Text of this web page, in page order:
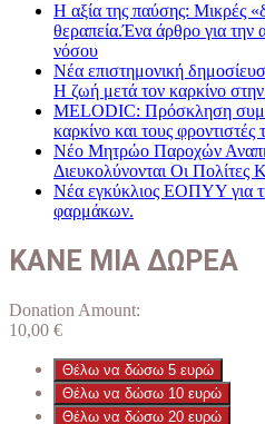
Η αξία της παύσης: Μικρές
θεραπεία.Ένα άρθρο για την
νόσου
Νέα επιστημονική
Η ζωή μετά τον καρκίνο
MELODIC: Πρόσκληση
καρκίνο και τους φροντιστές
Νέο Μητρώο Παροχών
Διευκολύνονται Οι
Νέα εγκύκλιος ΕΟΠΥΥ για
φαρμάκων.
ΚΑΝΕ ΜΙΑ ΔΩΡΕΑ
Donation Amount:
10,00 €
Θέλω να δώσω 5 ευρώ
Θέλω να δώσω 10 ευρώ
Θέλω να δώσω 20 ευρώ